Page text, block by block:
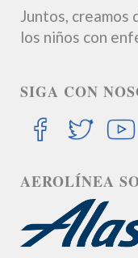
Juntos, creamos
los niños con
SIGA CON
AEROLÍNEA